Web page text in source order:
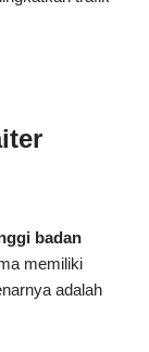
badan
memiliki
adalah